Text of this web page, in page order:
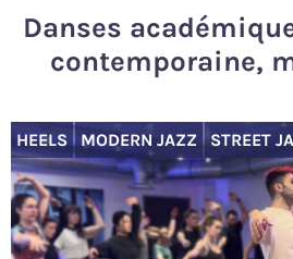
Danses
contemporaine,
HEELS MODERN JAZZ STREET